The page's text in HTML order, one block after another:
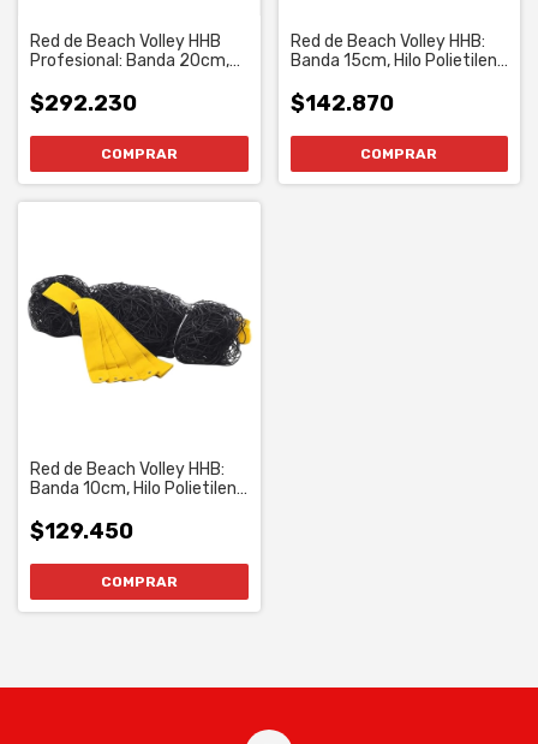
Red de Beach Volley HHB
Profesional: Banda 20cm,
(860)
$292.230
Red de Beach Volley HHB:
Banda 15cm, Hilo Polietileno
$142.870
Red de Beach Volley HHB:
Banda 10cm, Hilo Polietileno
$129.450